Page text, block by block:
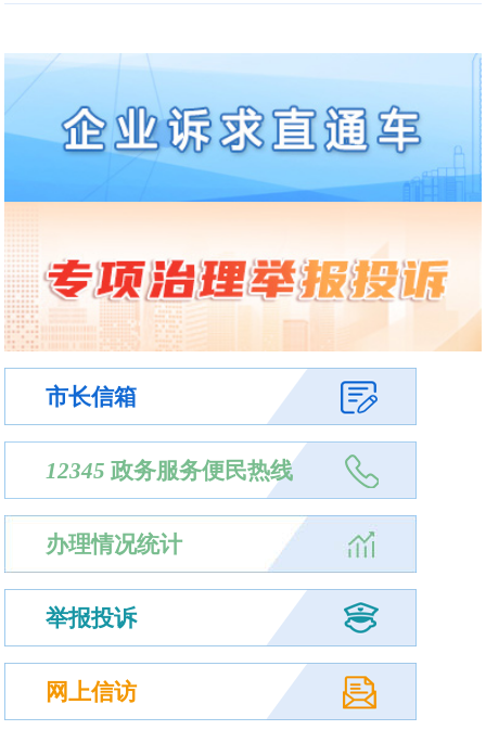
市长信箱
12345 政务服务便民热线
办理情况统计
举报投诉
网上信访